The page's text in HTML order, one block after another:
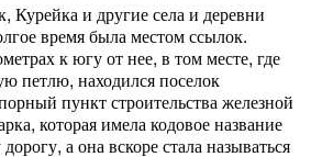
Курейка и другие села и деревни
время была местом ссылок.
к югу от нее, в том месте, где
петлю, находился поселок
пункт строительства железной
которая имела кодовое название
а она вскоре стала называться